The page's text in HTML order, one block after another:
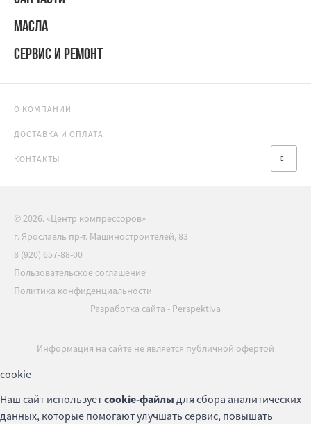
МАСЛА
СЕРВИС И РЕМОНТ
О КОМПАНИИ
ДОСТАВКА И ОПЛАТА
КОНТАКТЫ
© 2026. «Центр компрессоров»
г. Ярославль пр-т. Машиностроителей, 83
8 (920) 657-88-00
Пользовательское соглашение
Политика конфиденциальности
Разработка сайта - Perspektiva
Информация на сайте не является публичной офертой
cookie
Наш сайт используетcookie-файлы для сбора аналитических
данных, которые помогают улучшать сервис, повышать